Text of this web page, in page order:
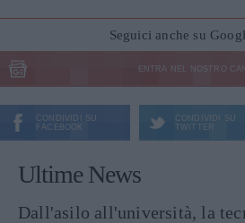
Seguici anche su
ENTRA NEL NOSTRO
CONDIVIDI SU
FACEBOOK
CONDIVIDI SU
TWITTER
Ultime News
Dall'asilo all'università, la